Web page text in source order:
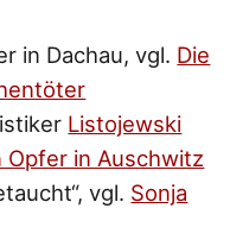
in Dachau, vgl. Die
Listojewski
Opfer in Auschwitz
vgl. Sonja